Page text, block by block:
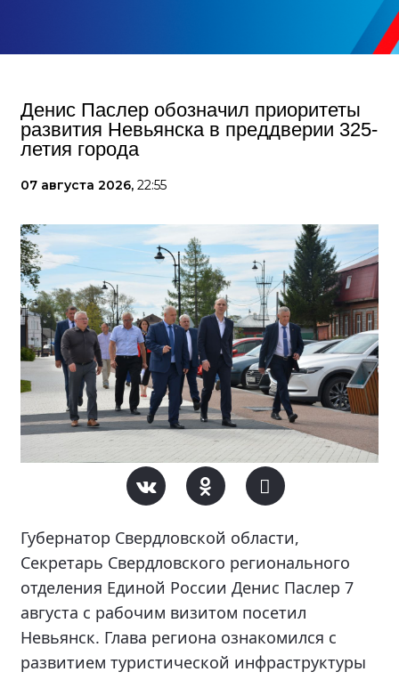
Денис Паслер обозначил приоритеты
развития Невьянска в преддверии 325-
летия города
07 августа 2026, 22:55
Губернатор Свердловской области,
Секретарь Свердловского регионального
отделения Единой России Денис Паслер 7
августа с рабочим визитом посетил
Невьянск. Глава региона ознакомился с
развитием туристической инфраструктуры